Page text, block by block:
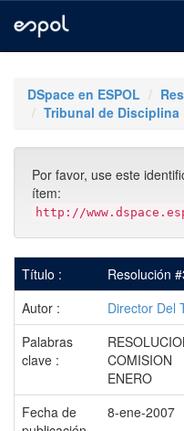
navigationDSpace en ESPOL
Tribunal de Disciplina
Por favor, use este
ítem:
http://
Título :
Resolución
Autor :
Director Del
Palabras
clave :
COMISION
ENERO
Fecha de
8-ene-2007